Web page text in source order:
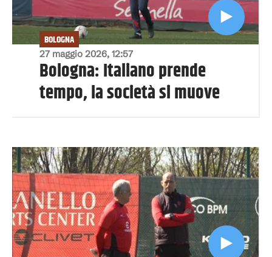
27 maggio 2026, 12:57
BOLOGNA
Bologna: Italiano prende
tempo, la società si muove